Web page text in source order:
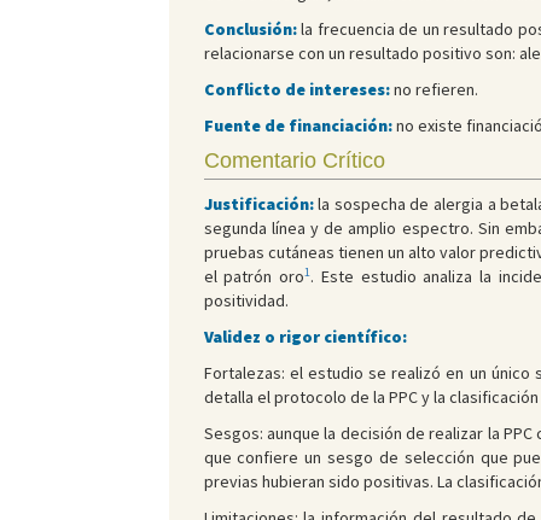
Conclusión:la frecuencia de un resultado
relacionarse con un resultado positivo son:
Conflicto de intereses:no refieren.
Fuente de financiación:no existe
Comentario Crítico
Justificación:la sospecha de alergia a
segunda línea y de amplio espectro. Sin
pruebas cutáneas tienen un alto valor
el patrón oro1. Este estudio analiza la
positividad.
Validez o rigor científico:
Fortalezas: el estudio se realizó en un
detalla el protocolo de la PPC y la
Sesgos: aunque la decisión de realizar la
que confiere un sesgo de selección que
previas hubieran sido positivas. La